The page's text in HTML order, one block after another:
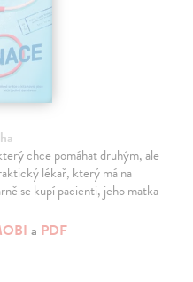
chce pomáhat druhým, ale
lékař, který má na
se kupí pacienti, jeho matka
a PDF